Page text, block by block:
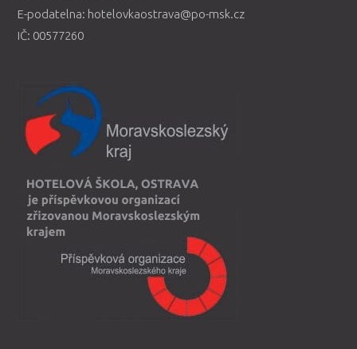
E-podatelna: hotelovkaostrava@po-msk.cz
IČ: 00577260